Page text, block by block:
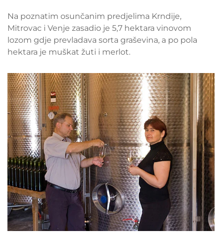
Na poznatim osunčanim predjelima Krndije,
Mitrovac i Venje zasadio je 5,7 hektara vinovom
lozom gdje prevladava sorta graševina, a po pola
hektara je muškat žuti i merlot.